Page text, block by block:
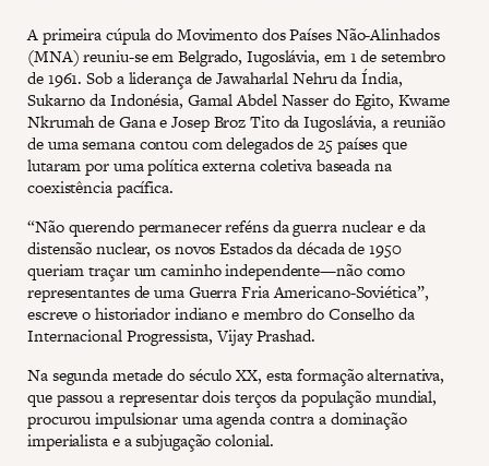
A primeira cúpula do Movimento dos Países Não-Alinhados
(MNA) reuniu-se em Belgrado, Iugoslávia, em 1 de setembro
de 1961. Sob a liderança de Jawaharlal Nehru da Índia,
Sukarno da Indonésia, Gamal Abdel Nasser do Egito, Kwame
Nkrumah de Gana e Josep Broz Tito da Iugoslávia, a reunião
de uma semana contou com delegados de 25 países que
lutaram por uma política externa coletiva baseada na
coexistência pacífica.
“Não querendo permanecer reféns da guerra nuclear e da
distensão nuclear, os novos Estados da década de 1950
queriam traçar um caminho independente—não como
representantes de uma Guerra Fria Americano-Soviética”,
escreve o historiador indiano e membro do Conselho da
Internacional Progressista, Vijay Prashad.
Na segunda metade do século XX, esta formação alternativa,
que passou a representar dois terços da população mundial,
procurou impulsionar uma agenda contra a dominação
imperialista e a subjugação colonial.